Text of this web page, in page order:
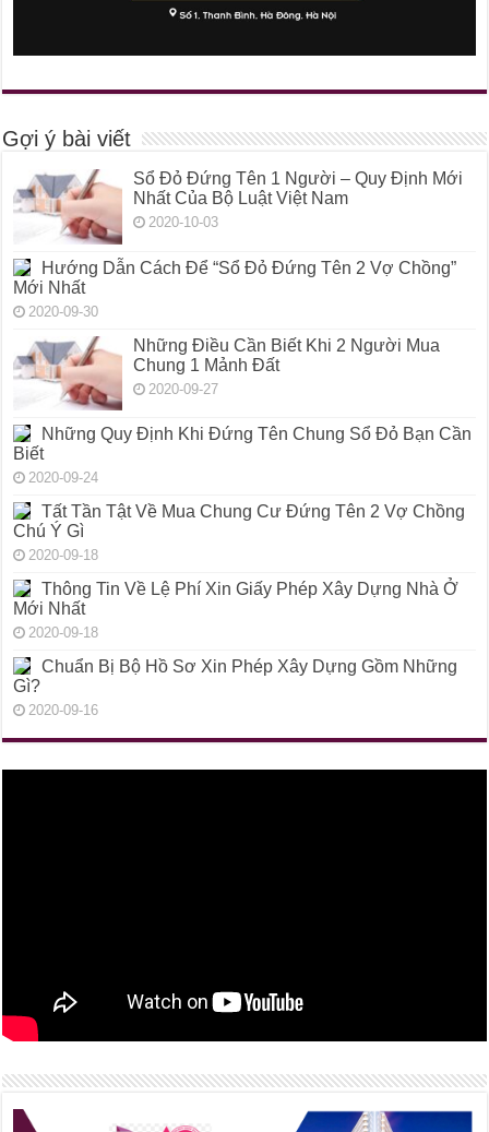
Gợi ý bài viết
Sổ Đỏ Đứng Tên 1 Người – Quy Định Mới
Nhất Của Bộ Luật Việt Nam
2020-10-03
Hướng Dẫn Cách Để “Sổ Đỏ Đứng Tên 2 Vợ Chồng”
Mới Nhất
2020-09-30
Những Điều Cần Biết Khi 2 Người Mua
Chung 1 Mảnh Đất
2020-09-27
Những Quy Định Khi Đứng Tên Chung Sổ Đỏ Bạn Cần
Biết
2020-09-24
Tất Tần Tật Về Mua Chung Cư Đứng Tên 2 Vợ Chồng
Chú Ý Gì
2020-09-18
Thông Tin Về Lệ Phí Xin Giấy Phép Xây Dựng Nhà Ở
Mới Nhất
2020-09-18
Chuẩn Bị Bộ Hồ Sơ Xin Phép Xây Dựng Gồm Những
Gì?
2020-09-16